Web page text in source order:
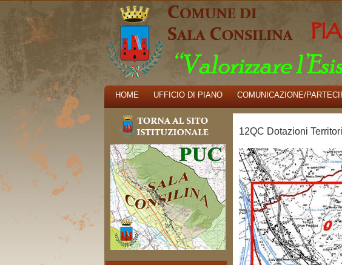
HOME UFFICIO DI PIANO COMUNICAZIONE/
12QC Dotazioni